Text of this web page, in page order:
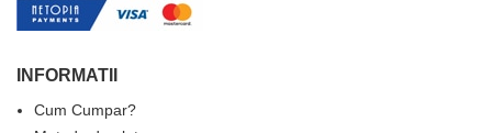
INFORMATII
Cum Cumpar?